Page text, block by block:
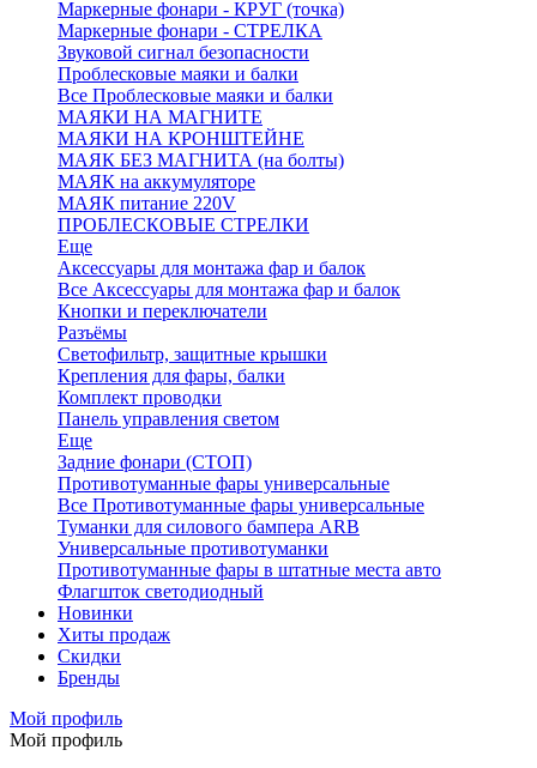
Маркерные фонари - КРУГ (точка)
Маркерные фонари - СТРЕЛКА
Звуковой сигнал безопасности
Проблесковые маяки и балки
Все Проблесковые маяки и балки
МАЯКИ НА МАГНИТЕ
МАЯКИ НА КРОНШТЕЙНЕ
МАЯК БЕЗ МАГНИТА (на болты)
МАЯК на аккумуляторе
МАЯК питание 220V
ПРОБЛЕСКОВЫЕ СТРЕЛКИ
Еще
Аксессуары для монтажа фар и балок
Все Аксессуары для монтажа фар и балок
Кнопки и переключатели
Разъёмы
Светофильтр, защитные крышки
Крепления для фары, балки
Комплект проводки
Панель управления светом
Еще
Задние фонари (СТОП)
Противотуманные фары универсальные
Все Противотуманные фары универсальные
Туманки для силового бампера ARB
Универсальные противотуманки
Противотуманные фары в штатные места авто
Флагшток светодиодный
Новинки
Хиты продаж
Скидки
Бренды
Мой профиль
Мой профиль